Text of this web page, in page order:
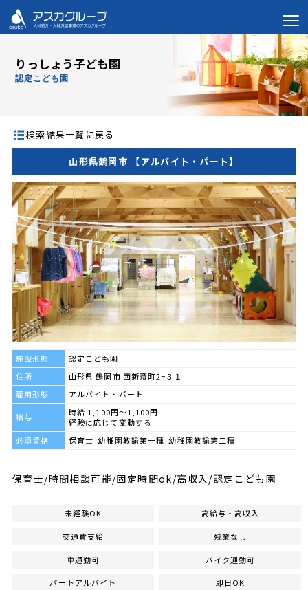
りっしょう子ども園
認定こども園
検索結果一覧に戻る
山形県鶴岡市 【アルバイト・パート】
施設形態
認定こども園
住所
山形県 鶴岡市 西新斎町2−３１
雇用形態
アルバイト・パート
給与
時給 1,100円～1,100円
経験に応じて変動する
必須資格
保育士 幼稚園教諭第一種 幼稚園教諭第二種
保育士/時間相談可能/固定時間ok/高収入/認定こども園
未経験OK 高給与・高収入
交通費支給 残業なし
車通勤可 バイク通勤可
パートアルバイト 即日OK